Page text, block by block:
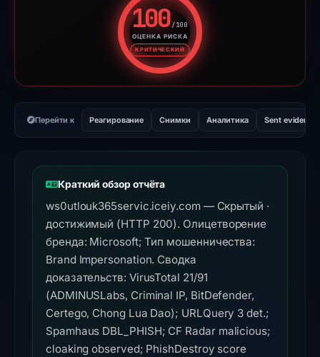
100/100
ОЦЕНКА РИСКА
КРИТИЧЕСКИЙ
Оценка риска: 100 из 100.
Перейти к Реагирование Снимки Аналитика Sent evidence
Краткий обзор отчёта
ws0utlouk365servic.iceiy.com — Скрытый ·
достижимый (HTTP 200). Олицетворение
бренда: Microsoft; Тип мошенничества:
Brand Impersonation. Сводка
доказательств: VirusTotal 21/91
(ADMINUSLabs, Criminal IP, BitDefender,
Certego, Chong Lua Dao); URLQuery 3 det.;
Spamhaus DBL_PHISH; CF Radar malicious;
cloaking observed; PhishDestroy score